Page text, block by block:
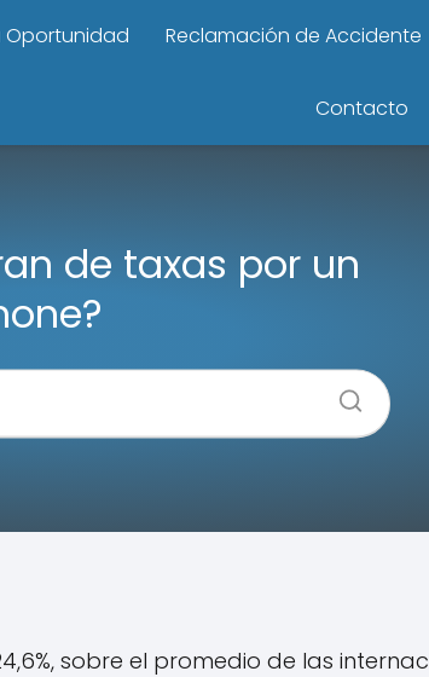
Oportunidad Reclamación de Accidente
Contacto
de taxas por un
sobre el promedio de las